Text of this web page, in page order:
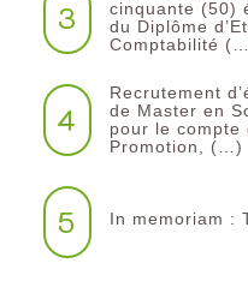
3
cinquante (50)
du Diplôme
Comptabilité
4
Recrutement
de Master en
pour le compte
Promotion, (…)
5 In memoriam :